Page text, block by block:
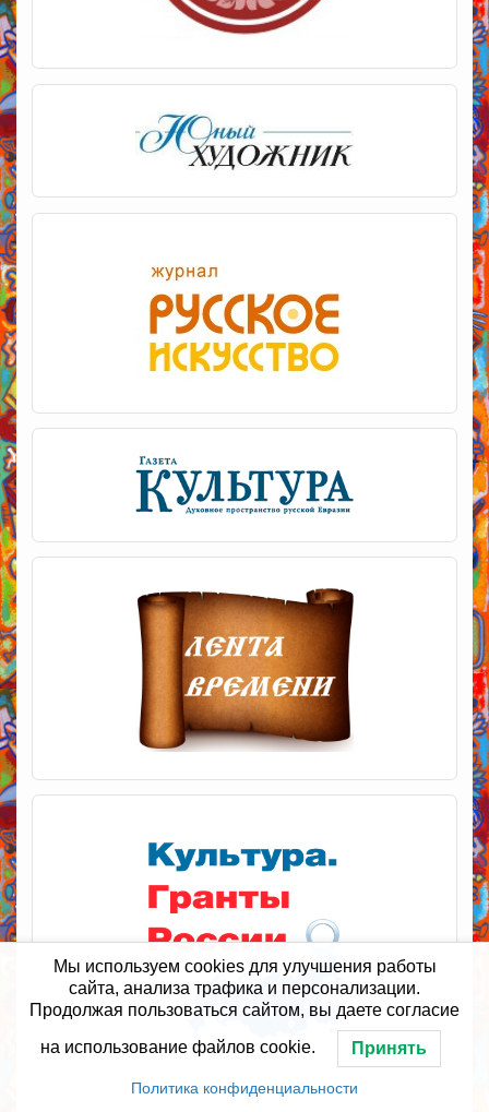
Мы используем cookies для улучшения работы
сайта, анализа трафика и персонализации.
Продолжая пользоваться сайтом, вы даете согласие
на использование файлов cookie. Принять
Политика конфиденциальности